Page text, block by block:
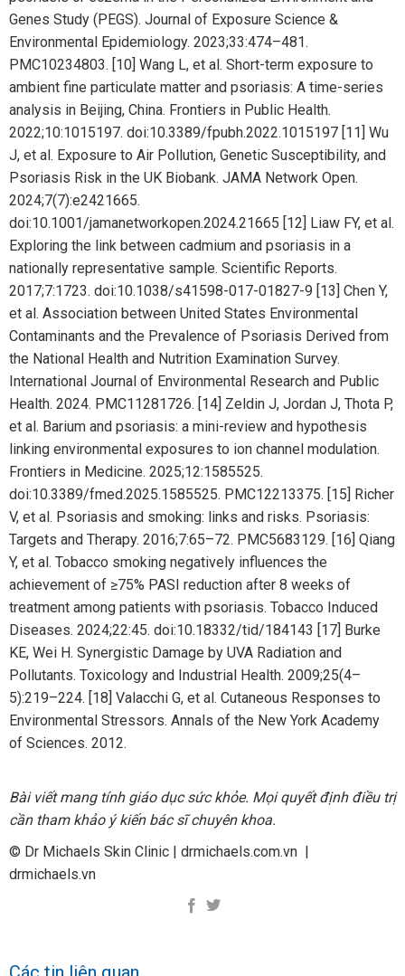
Genes Study (PEGS). Journal of Exposure Science &
Environmental Epidemiology. 2023;33:474–481.
PMC10234803. [10] Wang L, et al. Short-term exposure to
ambient fine particulate matter and psoriasis: A time-series
analysis in Beijing, China. Frontiers in Public Health.
2022;10:1015197. doi:10.3389/fpubh.2022.1015197[11] Wu
J, et al. Exposure to Air Pollution, Genetic Susceptibility, and
Psoriasis Risk in the UK Biobank. JAMA Network Open.
2024;7(7):e2421665.
doi:10.1001/jamanetworkopen.2024.21665 [12] Liaw FY, et al.
Exploring the link between cadmium and psoriasis in a
nationally representative sample. Scientific Reports.
2017;7:1723. doi:10.1038/s41598-017-01827-9 [13] Chen Y,
et al. Association between United States Environmental
Contaminants and the Prevalence of Psoriasis Derived from
the National Health and Nutrition Examination Survey.
International Journal of Environmental Research and Public
Health. 2024. PMC11281726. [14] Zeldin J, Jordan J, Thota P,
et al. Barium and psoriasis: a mini-review and hypothesis
linking environmental exposures to ion channel modulation.
Frontiers in Medicine. 2025;12:1585525.
doi:10.3389/fmed.2025.1585525. PMC12213375. [15] Richer
V, et al. Psoriasis and smoking: links and risks. Psoriasis:
Targets and Therapy. 2016;7:65–72. PMC5683129. [16] Qiang
Y, et al. Tobacco smoking negatively influences the
achievement of ≥75% PASI reduction after 8 weeks of
treatment among patients with psoriasis. Tobacco Induced
Diseases. 2024;22:45. doi:10.18332/tid/184143 [17] Burke
KE, Wei H. Synergistic Damage by UVA Radiation and
Pollutants. Toxicology and Industrial Health. 2009;25(4–
5):219–224. [18] Valacchi G, et al. Cutaneous Responses to
Environmental Stressors. Annals of the New York Academy
of Sciences. 2012.
Bài viết mang tính giáo dục sức khỏe. Mọi quyết định điều trị
cần tham khảo ý kiến bác sĩ chuyên khoa.
© Dr Michaels Skin Clinic | drmichaels.com.vn |
drmichaels.vn